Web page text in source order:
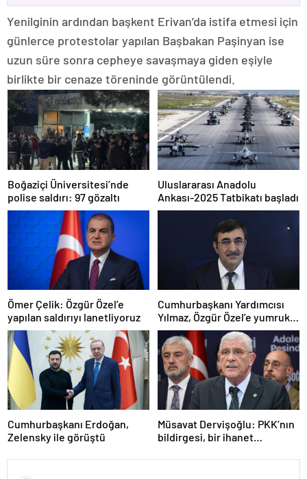
Yenilginin ardından başkent Erivan’da istifa etmesi için
günlerce protestolar yapılan Başbakan Paşinyan ise
uzun süre sonra cepheye savaşmaya giden eşiyle
birlikte bir cenaze töreninde görüntülendi.
Boğaziçi Üniversitesi’nde
polise saldırı: 97 gözaltı
Uluslararası Anadolu
Ankası-2025 Tatbikatı başladı
Ömer Çelik: Özgür Özel’e
yapılan saldırıyı lanetliyoruz
Cumhurbaşkanı Yardımcısı
Yılmaz, Özgür Özel’e yumruklu
saldırıyı kınadı
Cumhurbaşkanı Erdoğan,
Zelensky ile görüştü
Müsavat Dervişoğlu: PKK’nın
bildirgesi, bir ihanet